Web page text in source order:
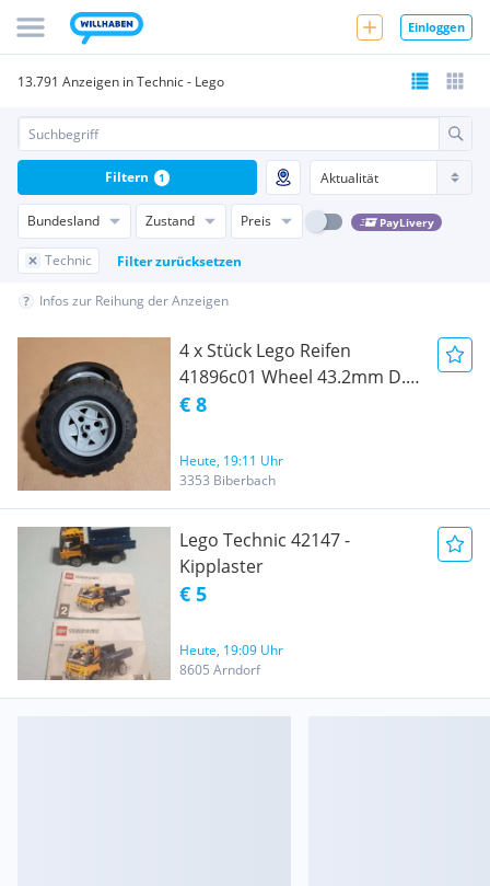
Einloggen
13.791 Anzeigen in Technic - Lego
Bundesland Zustand Preis PayLivery
Technic Filter zurücksetzen
Filtern 1
Infos zur Reihung der Anzeigen
4 x Stück Lego Reifen
41896c01 Wheel 43.2mm D. x
26mm light bulish gray
€ 8
Heute, 19:11 Uhr
3353 Biberbach
Lego Technic 42147 -
Kipplaster
€ 5
Heute, 19:09 Uhr
8605 Arndorf